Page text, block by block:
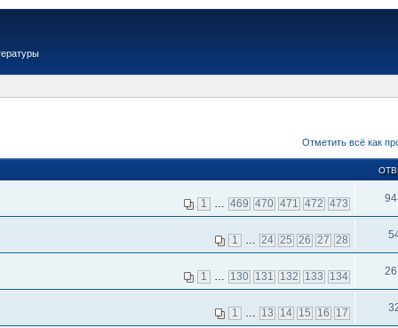
Отметить всё как
1 … 469 470 471 472 473
1 … 24 25 26 27 28
1 … 130 131 132 133 134
1 … 13 14 15 16 17